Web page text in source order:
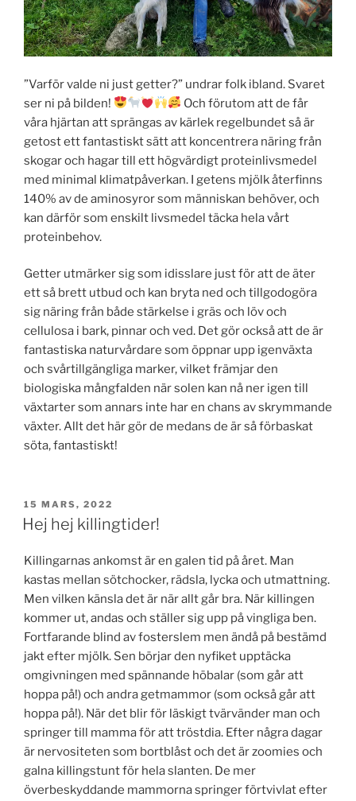
”Varför valde ni just getter?” undrar folk ibland. Svaret
ser ni på bilden!
Och förutom att de får
våra hjärtan att sprängas av kärlek regelbundet så är
getost ett fantastiskt sätt att koncentrera näring från
skogar och hagar till ett högvärdigt proteinlivsmedel
med minimal klimatpåverkan. I getens mjölk återfinns
140% av de aminosyror som människan behöver, och
kan därför som enskilt livsmedel täcka hela vårt
proteinbehov.
Getter utmärker sig som idisslare just för att de äter
ett så brett utbud och kan bryta ned och tillgodogöra
sig näring från både stärkelse i gräs och löv och
cellulosa i bark, pinnar och ved. Det gör också att de är
fantastiska naturvårdare som öppnar upp igenväxta
och svårtillgängliga marker, vilket främjar den
biologiska mångfalden när solen kan nå ner igen till
växtarter som annars inte har en chans av skrymmande
växter. Allt det här gör de medans de är så förbaskat
söta, fantastiskt!
PUBLICERAT
15 MARS, 2022
Hej hej killingtider!
Killingarnas ankomst är en galen tid på året. Man
kastas mellan sötchocker, rädsla, lycka och utmattning.
Men vilken känsla det är när allt går bra. När killingen
kommer ut, andas och ställer sig upp på vingliga ben.
Fortfarande blind av fosterslem men ändå på bestämd
jakt efter mjölk. Sen börjar den nyfiket upptäcka
omgivningen med spännande höbalar (som går att
hoppa på!) och andra getmammor (som också går att
hoppa på!). När det blir för läskigt tvärvänder man och
springer till mamma för att tröstdia. Efter några dagar
är nervositeten som bortblåst och det är zoomies och
galna killingstunt för hela slanten. De mer
överbeskyddande mammorna springer förtvivlat efter